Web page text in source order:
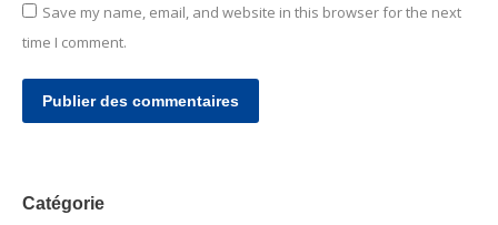
Save my name, email, and website in this browser for the next
time I comment.
Publier des commentaires
Catégorie